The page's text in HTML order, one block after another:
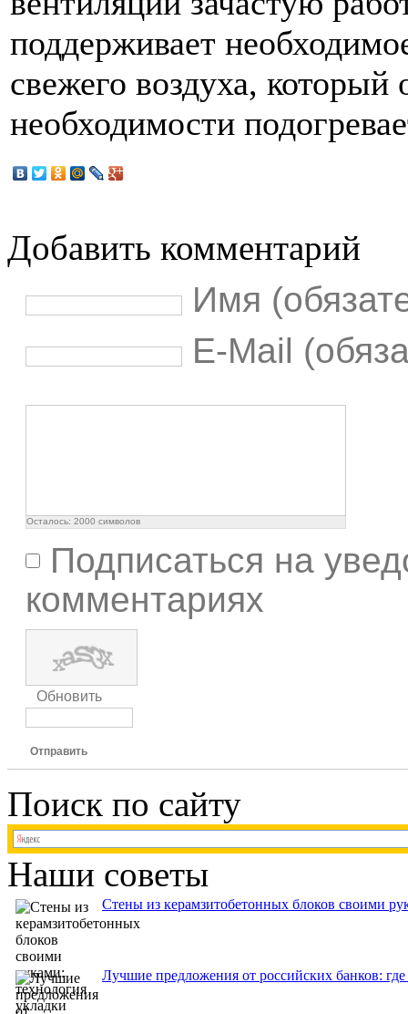
поддерживает
свежего воздуха,
необходимости
Добавить комментарий
Имя
E-Mail
Осталось: 2000 символов
Подписаться на
комментариях
Обновить
Отправить
Поиск по сайту
Наши советы
Стены из керамзитобетонных блоков своими
Лучшие предложения от российских банков: